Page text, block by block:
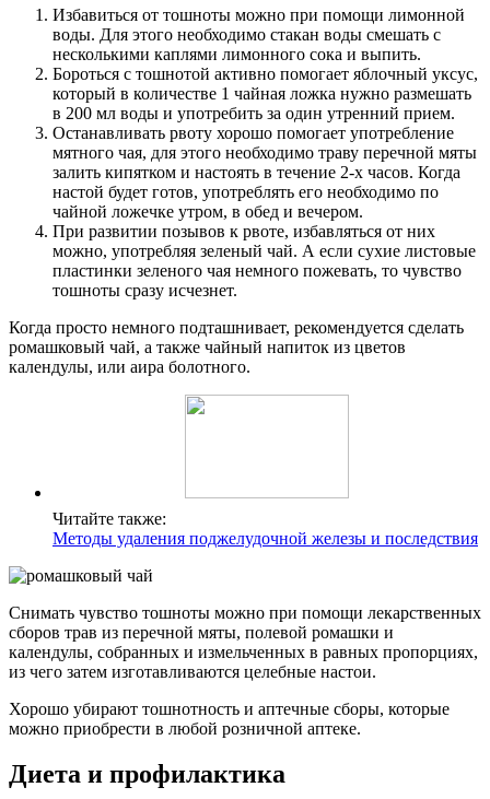
Избавиться от тошноты можно при помощи лимонной
воды. Для этого необходимо стакан воды смешать с
несколькими каплями лимонного сока и выпить.
Бороться с тошнотой активно помогает яблочный уксус,
который в количестве 1 чайная ложка нужно размешать
в 200 мл воды и употребить за один утренний прием.
Останавливать рвоту хорошо помогает употребление
мятного чая, для этого необходимо траву перечной мяты
залить кипятком и настоять в течение 2-х часов. Когда
настой будет готов, употреблять его необходимо по
чайной ложечке утром, в обед и вечером.
При развитии позывов к рвоте, избавляться от них
можно, употребляя зеленый чай. А если сухие листовые
пластинки зеленого чая немного пожевать, то чувство
тошноты сразу исчезнет.
Когда просто немного подташнивает, рекомендуется сделать
ромашковый чай, а также чайный напиток из цветов
календулы, или аира болотного.
Читайте также:
Методы удаления поджелудочной железы и последствия
Снимать чувство тошноты можно при помощи лекарственных
сборов трав из перечной мяты, полевой ромашки и
календулы, собранных и измельченных в равных пропорциях,
из чего затем изготавливаются целебные настои.
Хорошо убирают тошнотность и аптечные сборы, которые
можно приобрести в любой розничной аптеке.
Диета и профилактика